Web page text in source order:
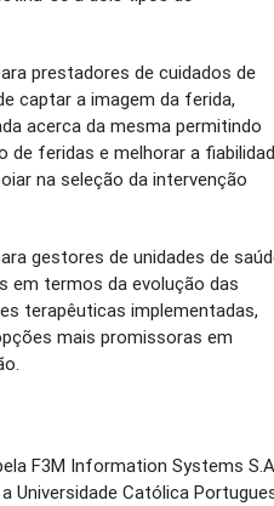
prestadores de cuidados de
captar a imagem da ferida,
acerca da mesma permitindo
feridas e melhorar a
na seleção da intervenção
gestores de unidades de
em termos da evolução das
terapêuticas implementadas,
mais promissoras em
F3M Information Systems
Universidade Católica